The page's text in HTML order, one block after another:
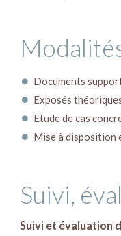
Documents
Exposés
Etude de cas
Mise à disposition
Suivi,
Suivi et évaluation